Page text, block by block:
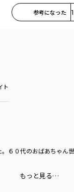
参考になった 1
ト
６０代のおばあちゃん
もっと見る…